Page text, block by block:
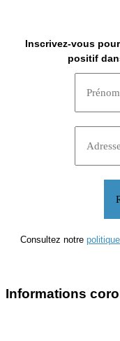
Inscrivez-vous
positif
Consultez notre
Informations